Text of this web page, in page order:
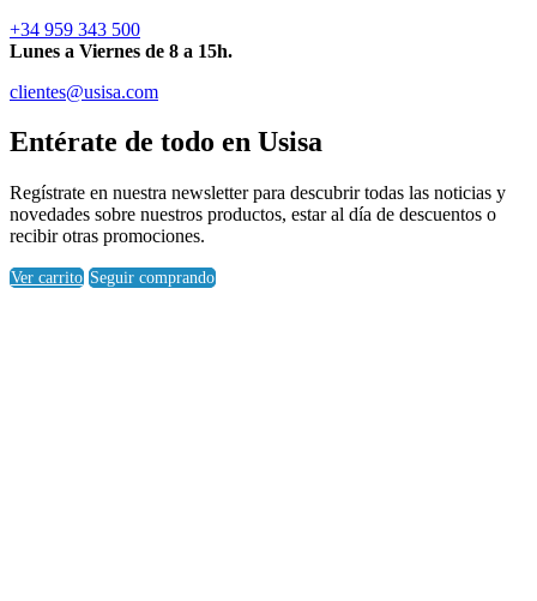
+34 959 343 500
Lunes a Viernes de 8 a 15h.
clientes@usisa.com
Entérate de todo en Usisa
Regístrate en nuestra newsletter para descubrir todas las noticias y
novedades sobre nuestros productos, estar al día de descuentos o
recibir otras promociones.
Ver carrito Seguir comprando